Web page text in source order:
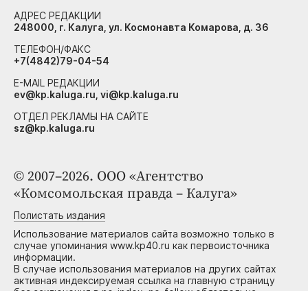
© 2007–2026. ООО «Агентство
«Комсомольская правда – Калуга»
Полистать издания
Использование материалов сайта возможно только в
случае упоминания www.kp40.ru как первоисточника
информации.
В случае использования материалов на других сайтах
активная индексируемая ссылка на главную страницу
АДРЕС РЕДАКЦИИ
248000, г. Калуга, ул. Космонавта Комарова, д. 36
ТЕЛЕФОН/ФАКС
+7(4842)79-04-54
E-MAIL РЕДАКЦИИ
ev@kp.kaluga.ru, vi@kp.kaluga.ru
ОТДЕЛ РЕКЛАМЫ НА САЙТЕ
sz@kp.kaluga.ru